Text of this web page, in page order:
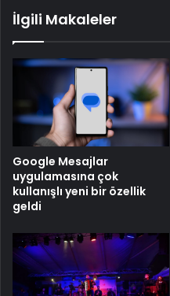
İlgili Makaleler
Google Mesajlar
uygulamasına çok
kullanışlı yeni bir özellik
geldi